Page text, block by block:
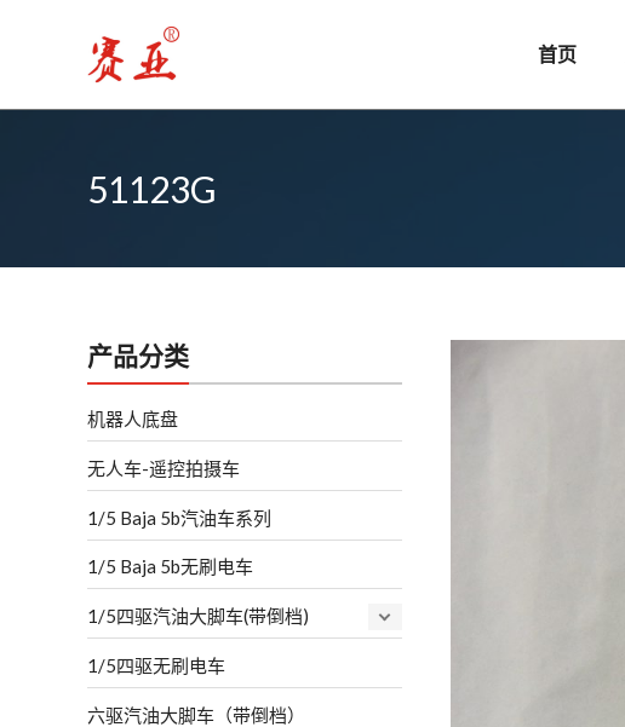
首页
51123G
产品分类
机器人底盘
无人车-遥控拍摄车
1/5 Baja 5b汽油车系列
1/5 Baja 5b无刷电车
1/5四驱汽油大脚车(带倒档)
1/5四驱无刷电车
六驱汽油大脚车（带倒档）